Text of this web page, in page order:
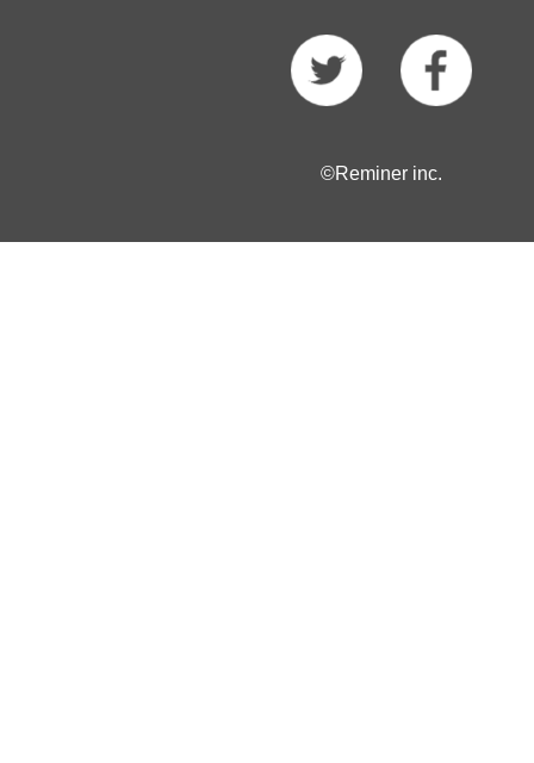
©Reminer inc.